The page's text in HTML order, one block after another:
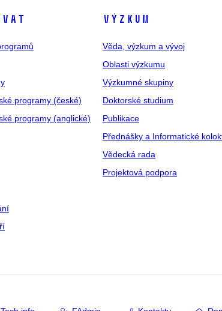
programy (české)
programy (anglické)
VÝZKUM
Věda, výzkum a vývoj
Oblasti výzkumu
Výzkumné skupiny
Doktorské studium
Publikace
Přednášky a Informatické
Vědecká rada
Projektová podpora